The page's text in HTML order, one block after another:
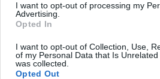
I want to opt-out of processing my
Advertising.
Opted In
I want to opt-out of Collection, Use,
of my Personal Data that Is
was collected.
Opted Out